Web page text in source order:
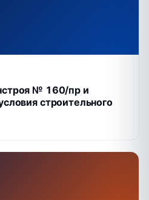
№ 160/пр и
строительного